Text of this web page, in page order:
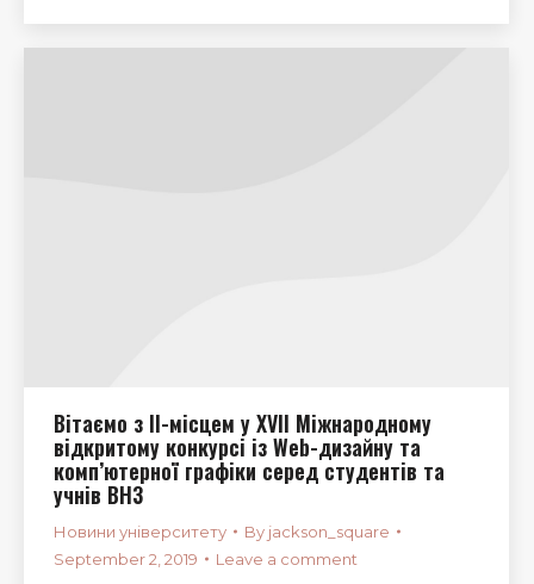
Вітаємо з ІІ-місцем у XVII Міжнародному
відкритому конкурсі із Web-дизайну та
комп’ютерної графіки серед студентів та
учнів ВНЗ
Новини університету By jackson_square
September 2, 2019
Leave a comment